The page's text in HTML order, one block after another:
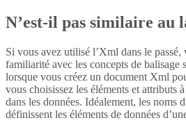
N’est-il pas similaire au
Si vous avez utilisé l’Xml dans le passé,
familiarité avec les concepts de balisage
lorsque vous créez un document Xml
vous choisissez les éléments et attributs
dans les données. Idéalement, les noms
définissent les éléments de données